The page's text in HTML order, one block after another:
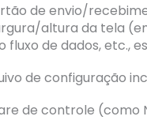
de envio/
altura da tela
fluxo de dados, etc.,
de configuração
de controle (como